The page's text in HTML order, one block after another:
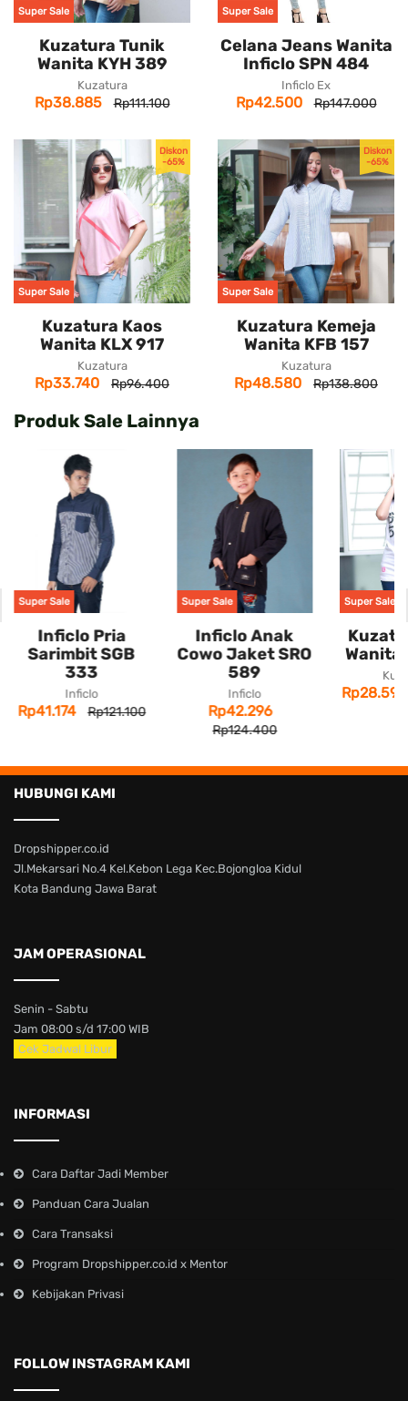
Super Sale
Kuzatura Tunik
Wanita KYH 389
Kuzatura
Rp38.885 Rp111.100
Super Sale
Celana Jeans Wanita
Inficlo SPN 484
Inficlo Ex
Rp42.500 Rp147.000
Diskon
-65%
Super Sale
Kuzatura Kaos
Wanita KLX 917
Kuzatura
Rp33.740 Rp96.400
Diskon
-65%
Super Sale
Kuzatura Kemeja
Wanita KFB 157
Kuzatura
Rp48.580 Rp138.800
Produk Sale Lainnya
Super Sale
Inficlo Pria
Sarimbit SGB
333
Inficlo
Rp41.174 Rp121.100
Super Sale
Inficlo Anak
Cowo Jaket SRO
589
Inficlo
Rp42.296
Rp124.400
Super Sale
Wanita
Rp28.595
HUBUNGI KAMI
Dropshipper.co.id
Jl.Mekarsari No.4 Kel.Kebon Lega Kec.Bojongloa Kidul
Kota Bandung Jawa Barat
JAM OPERASIONAL
Senin - Sabtu
Jam 08:00 s/d 17:00 WIB
Cek Jadwal Libur
INFORMASI
Cara Daftar Jadi Member
Panduan Cara Jualan
Cara Transaksi
Program Dropshipper.co.id x Mentor
Kebijakan Privasi
FOLLOW INSTAGRAM KAMI